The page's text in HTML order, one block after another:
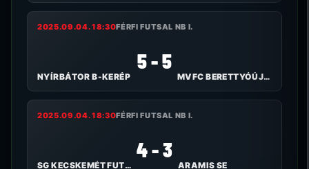
2025.09.04. 18:30FÉRFI FUTSAL NB I.
NYÍRBÁTOR B-KERÉP
5 - 5
MVFC BERETTYÓÚJFALU
2025.09.04. 18:30FÉRFI FUTSAL NB I.
SG KECSKEMÉT FUTSAL
4 - 3
ARAMIS SE